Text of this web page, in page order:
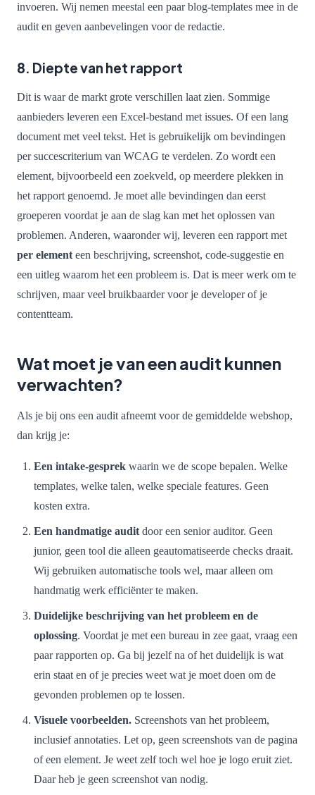
invoeren. Wij nemen meestal een paar blog-templates mee in de
audit en geven aanbevelingen voor de redactie.
8. Diepte van het rapport
Dit is waar de markt grote verschillen laat zien. Sommige
aanbieders leveren een Excel-bestand met issues. Of een lang
document met veel tekst. Het is gebruikelijk om bevindingen
per succescriterium van WCAG te verdelen. Zo wordt een
element, bijvoorbeeld een zoekveld, op meerdere plekken in
het rapport genoemd. Je moet alle bevindingen dan eerst
groeperen voordat je aan de slag kan met het oplossen van
problemen. Anderen, waaronder wij, leveren een rapport met
per elementeen beschrijving, screenshot, code-suggestie en
een uitleg waarom het een probleem is. Dat is meer werk om te
schrijven, maar veel bruikbaarder voor je developer of je
contentteam.
Wat moet je van een audit kunnen
verwachten?
Als je bij ons een audit afneemt voor de gemiddelde webshop,
dan krijg je:
Een intake-gesprek waarin we de scope bepalen. Welke
templates, welke talen, welke speciale features. Geen
kosten extra.
Een handmatige auditdoor een senior auditor. Geen
junior, geen tool die alleen geautomatiseerde checks draait.
Wij gebruiken automatische tools wel, maar alleen om
handmatig werk efficiënter te maken.
Duidelijke beschrijving van het probleem en de
oplossing. Voordat je met een bureau in zee gaat, vraag een
paar rapporten op. Ga bij jezelf na of het duidelijk is wat
erin staat en of je precies weet wat je moet doen om de
gevonden problemen op te lossen.
Visuele voorbeelden. Screenshots van het probleem,
inclusief annotaties. Let op, geen screenshots van de pagina
of een element. Je weet zelf toch wel hoe je logo eruit ziet.
Daar heb je geen screenshot van nodig.